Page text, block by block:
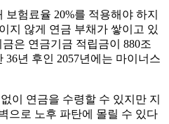
험료율 20%를 적용해야 하지
지 않게 연금 부채가 쌓이고 있
은 연금기금 적립금이 880조
년 후인 2057년에는 마이너스
이 연금을 수령할 수 있지만 지
으로 노후 파탄에 몰릴 수 있다